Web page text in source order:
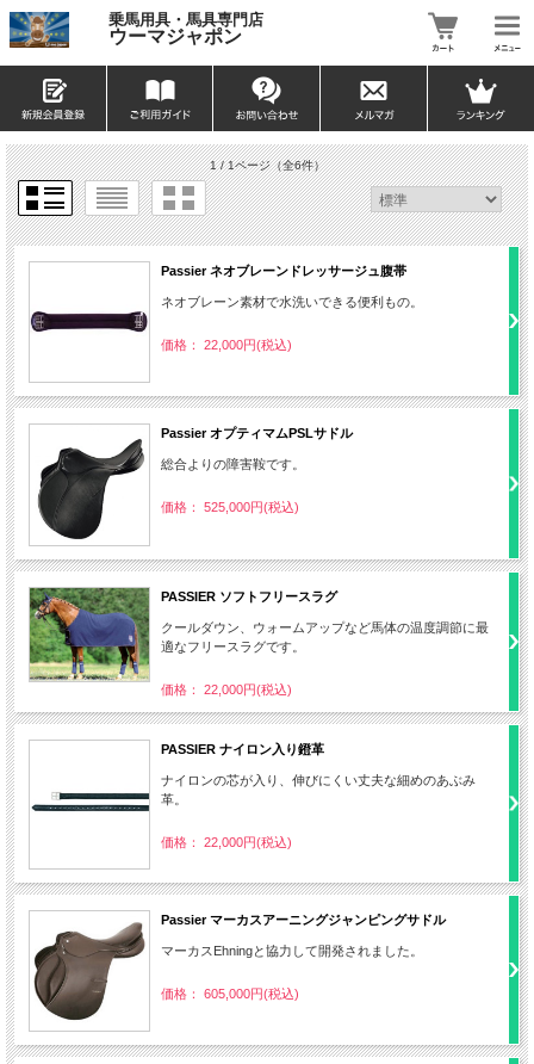
乗馬用具・馬具専門店
ウーマジャポン
1 / 1ページ（全6件）
Passier ネオブレーンドレッサージュ腹帯
ネオブレーン素材で水洗いできる便利もの。
価格： 22,000円(税込)
Passier オプティマムPSLサドル
総合よりの障害鞍です。
価格： 525,000円(税込)
PASSIER ソフトフリースラグ
クールダウン、ウォームアップなど馬体の温度調節に最
適なフリースラグです。
価格： 22,000円(税込)
PASSIER ナイロン入り鐙革
ナイロンの芯が入り、伸びにくい丈夫な細めのあぶみ
革。
価格： 22,000円(税込)
Passier マーカスアーニングジャンピングサドル
マーカスEhningと協力して開発されました。
価格： 605,000円(税込)